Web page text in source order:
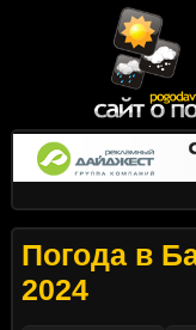
Погода в
2024